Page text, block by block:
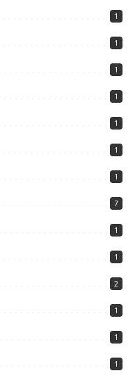
1
1
1
1
1
1
1
7
1
1
2
1
1
1